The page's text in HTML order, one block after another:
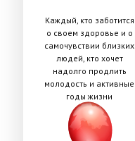
Каждый, кто заботится
о своем здоровье и о
самочувствии близких
людей, кто хочет
надолго продлить
молодость и активные
годы жизни